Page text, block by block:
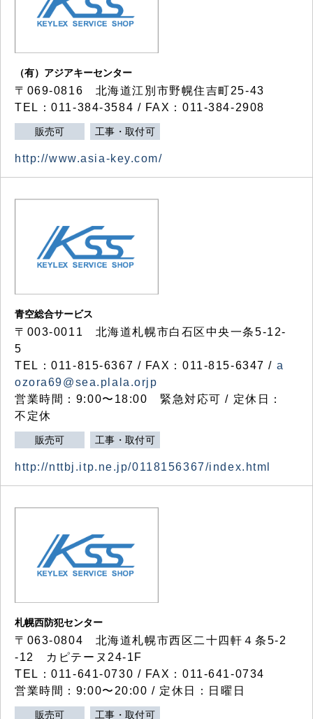
（有）アジアキーセンター
〒069-0816 北海道江別市野幌住吉町25-43
TEL：011-384-3584 / FAX：011-384-2908
販売可 工事・取付可
http://www.asia-key.com/
青空総合サービス
〒003-0011 北海道札幌市白石区中央一条5-12-
5
TEL：011-815-6367 / FAX：011-815-6347 / a
ozora69@sea.plala.orjp
営業時間：9:00〜18:00 緊急対応可 / 定休日：
不定休
販売可 工事・取付可
http://nttbj.itp.ne.jp/0118156367/index.html
札幌西防犯センター
〒063-0804 北海道札幌市西区二十四軒４条5-2
-12 カピテーヌ24-1F
TEL：011-641-0730 / FAX：011-641-0734
営業時間：9:00〜20:00 / 定休日：日曜日
販売可 工事・取付可